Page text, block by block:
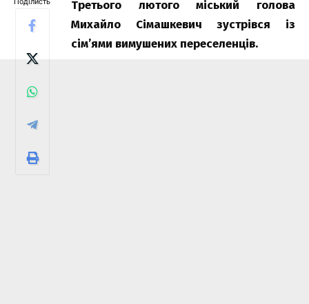
Третього лютого міський голова
Михайло Сімашкевич зустрівся із
сім’ями вимушених переселенців.